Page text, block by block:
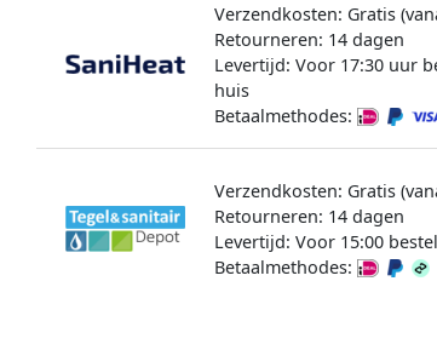
Verzendkosten: Gratis
Retourneren: 14 dagen
Levertijd: Voor 17:30 uur
huis
Betaalmethodes:
Verzendkosten: Gratis
Retourneren: 14 dagen
Levertijd: Voor 15:00
Betaalmethodes: